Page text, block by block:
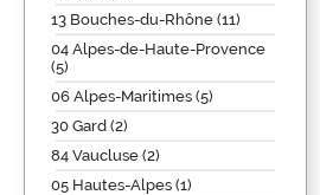
13 Bouches-du-Rhône (11)
04 Alpes-de-Haute-Provence
(5)
06 Alpes-Maritimes (5)
30 Gard (2)
84 Vaucluse (2)
05 Hautes-Alpes (1)